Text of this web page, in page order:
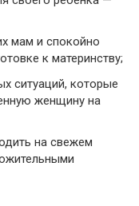
мам и спокойно
к материнству;
ситуаций, которые
женщину на
на свежем